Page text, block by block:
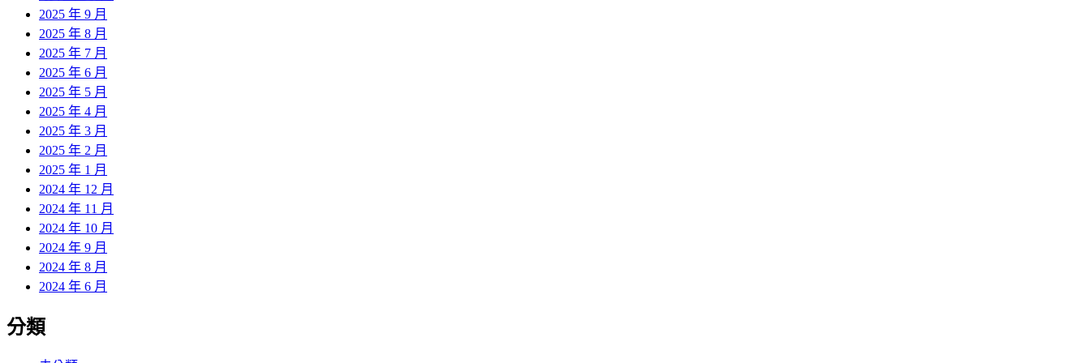
2025 年 9 月
2025 年 8 月
2025 年 7 月
2025 年 6 月
2025 年 5 月
2025 年 4 月
2025 年 3 月
2025 年 2 月
2025 年 1 月
2024 年 12 月
2024 年 11 月
2024 年 10 月
2024 年 9 月
2024 年 8 月
2024 年 6 月
分類